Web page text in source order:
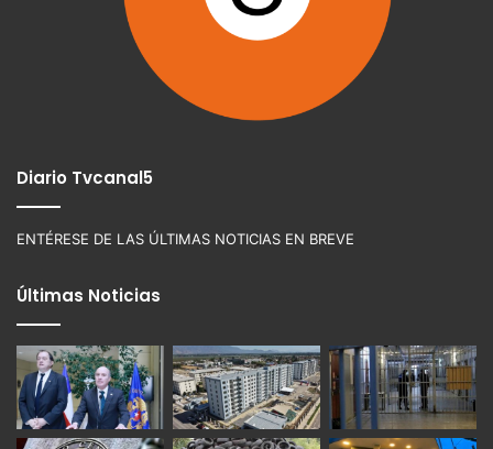
Diario Tvcanal5
ENTÉRESE DE LAS ÚLTIMAS NOTICIAS EN BREVE
Últimas Noticias